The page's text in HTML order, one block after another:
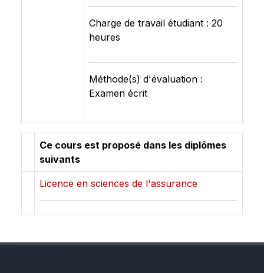
Charge de travail étudiant : 20
heures
Méthode(s) d'évaluation :
Examen écrit
Ce cours est proposé dans les diplômes
suivants
Licence en sciences de l'assurance